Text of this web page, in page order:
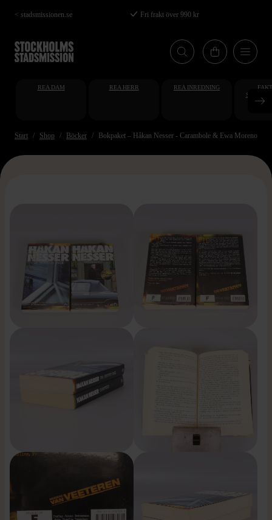
Hoppa
till
huvudinnehåll
< stadsmissionen.se Fri frakt över 990 kr
REA DAM REA HERR REA INREDNING
Start Shop Böcker Bokpaket – Håkan Nesser - Carambole & Ewa Morenos
>